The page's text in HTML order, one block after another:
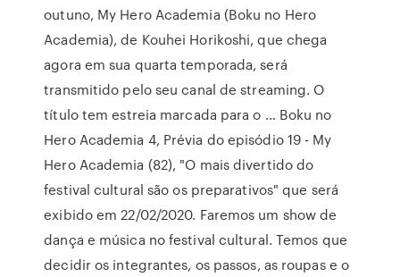
outuno, My Hero Academia (Boku no Hero
Academia), de Kouhei Horikoshi, que chega
agora em sua quarta temporada, será
transmitido pelo seu canal de streaming. O
título tem estreia marcada para o … Boku no
Hero Academia 4, Prévia do episódio 19 - My
Hero Academia (82), "O mais divertido do
festival cultural são os preparativos" que será
exibido em 22/02/2020. Faremos um show de
dança e música no festival cultural. Temos que
decidir os integrantes, os passos, as roupas e o